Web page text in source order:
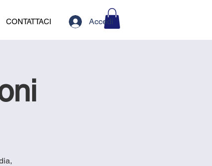
CONTATTACI Accedi